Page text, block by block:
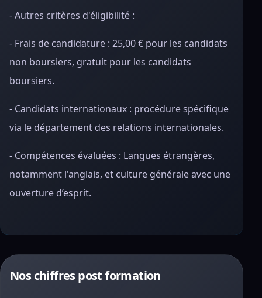
- Autres critères d'éligibilité :
- Frais de candidature : 25,00 € pour les candidats
non boursiers, gratuit pour les candidats
boursiers.
- Candidats internationaux : procédure spécifique
via le département des relations internationales.
- Compétences évaluées : Langues étrangères,
notamment l'anglais, et culture générale avec une
ouverture d’esprit.
Nos chiffres post formation